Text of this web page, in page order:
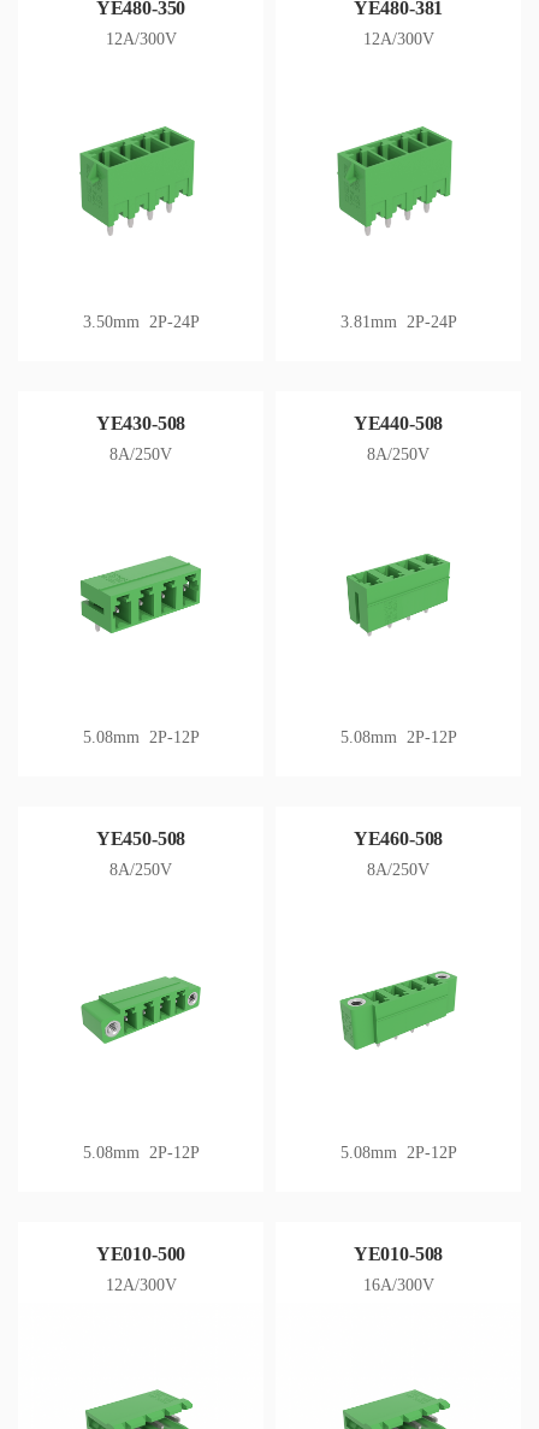
YE480-350
12A/300V
3.50mm 2P-24P
YE480-381
12A/300V
3.81mm 2P-24P
YE430-508
8A/250V
5.08mm 2P-12P
YE440-508
8A/250V
5.08mm 2P-12P
YE450-508
8A/250V
5.08mm 2P-12P
YE460-508
8A/250V
5.08mm 2P-12P
YE010-500
12A/300V
YE010-508
16A/300V